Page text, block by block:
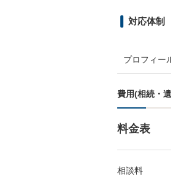
対応体制
プロフィー
費用(相続・
料金表
相談料